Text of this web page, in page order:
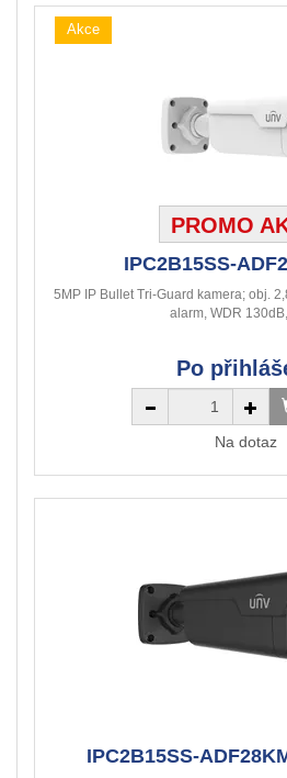
Akce
PROMO
IPC2B15SS-
5MP IP Bullet Tri-Guard kamera; obj.
alarm, WDR
Po
Na dotaz
IPC2B15SS-